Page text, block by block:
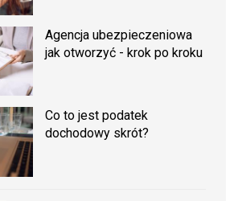
Agencja ubezpieczeniowa
jak otworzyć - krok po kroku
Co to jest podatek
dochodowy skrót?